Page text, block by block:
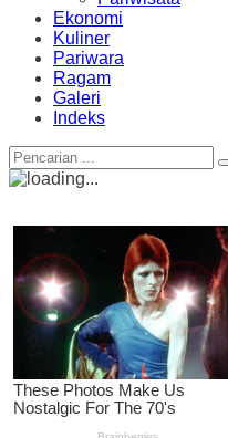
Ekonomi
Kuliner
Pariwara
Ragam
Galeri
Indeks